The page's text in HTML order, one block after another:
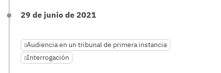
29 de junio de 2021
Audiencia en un tribunal de primera instancia
Interrogación